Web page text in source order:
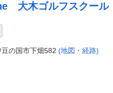
大木ゴルフスクール
の国市下畑582 (地図・経路)